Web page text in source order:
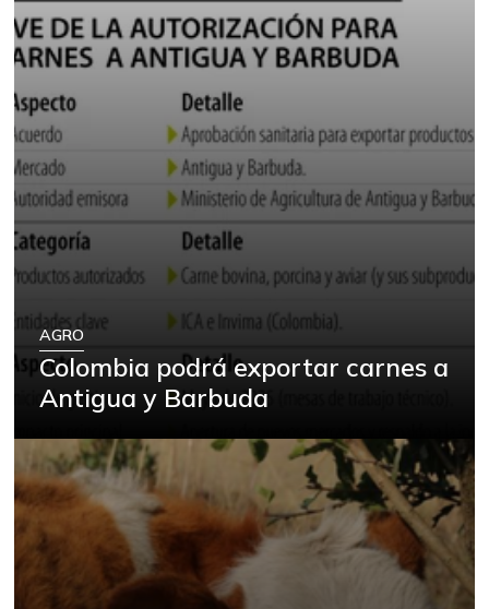
AGRO
Colombia podrá exportar carnes a
Antigua y Barbuda